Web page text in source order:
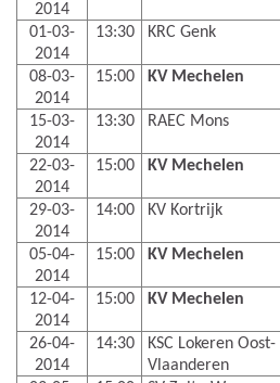
2014
01-03-
2014
13:30 KRC Genk
08-03-
2014
15:00 KV Mechelen
15-03-
2014
13:30 RAEC Mons
22-03-
2014
15:00 KV Mechelen
29-03-
2014
14:00 KV Kortrijk
05-04-
2014
15:00 KV Mechelen
12-04-
2014
15:00 KV Mechelen
26-04-
2014
14:30
KSC Lokeren Oost-
Vlaanderen